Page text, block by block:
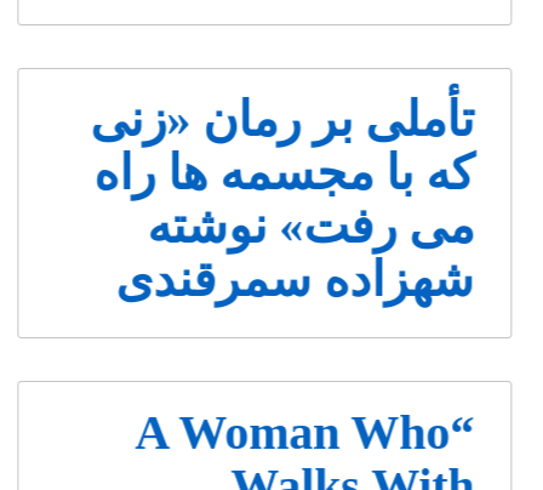
تأملی بر رمان «زنی
که با مجسمه ها راه
می رفت» نوشته
شهزاده سمرقندی
“A Woman Who